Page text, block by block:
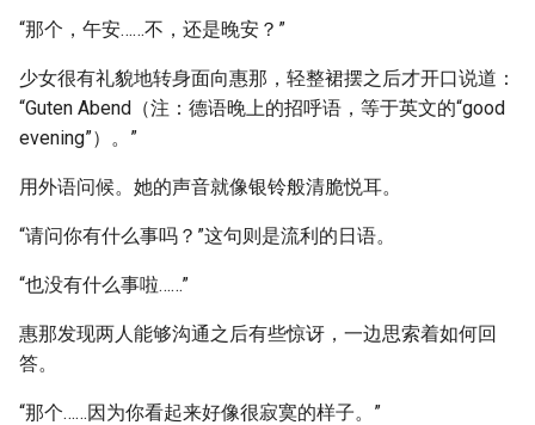
“那个，午安……不，还是晚安？”
少女很有礼貌地转身面向惠那，轻整裙摆之后才开口说道：
“Guten Abend（注：德语晚上的招呼语，等于英文的“good
evening”）。”
用外语问候。她的声音就像银铃般清脆悦耳。
“请问你有什么事吗？”这句则是流利的日语。
“也没有什么事啦……”
惠那发现两人能够沟通之后有些惊讶，一边思索着如何回
答。
“那个……因为你看起来好像很寂寞的样子。”